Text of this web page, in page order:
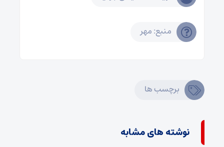
منبع: مهر
برچسب ها
نوشته های مشابه